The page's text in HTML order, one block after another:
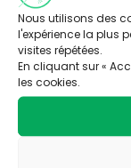
Nous utilisons des
l'expérience la plus
visites répétées.
En cliquant sur «
les cookies.
M’inscrire à